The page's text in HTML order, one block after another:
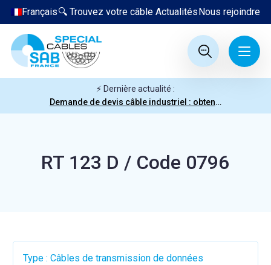
Nous rejoindre
Actualités
🔍 Trouvez votre câble
Français
⚡ Dernière actualité :
Demande de devis câble industriel : obtenez votre prix en quelques clics
RT 123 D / Code 0796
Type : Câbles de transmission de données